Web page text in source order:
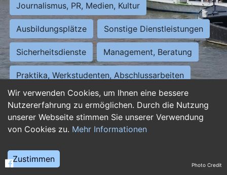
Wir verwenden Cookies, um Ihnen eine bessere
Nutzererfahrung zu ermöglichen. Durch die Nutzung
unserer Webseite stimmen Sie unserer Verwendung
von Cookies zu. Mehr Informationen
Zustimmen
Journalismus, PR, Medien, Kultur
Ausbildungsplätze Sonstige Dienstleistungen
Sicherheitsdienste Management, Beratung
Praktika, Werkstudenten, Abschlussarbeiten
Personalwesen Assistenz, Sekretariat
Hilfskräfte, Aushilfs- und Nebenjobs
Weiterbildung, Studium, duale Ausbildung Photo Credit